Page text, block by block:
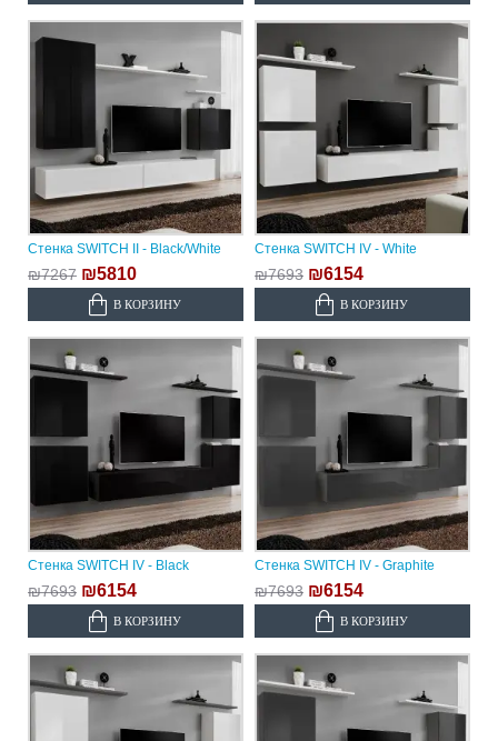
Стенка SWITCH II - Black/White
₪7267 ₪5810
В КОРЗИНУ
Стенка SWITCH IV - White
₪7693 ₪6154
В КОРЗИНУ
Стенка SWITCH IV - Black
₪7693 ₪6154
В КОРЗИНУ
Стенка SWITCH IV - Graphite
₪7693 ₪6154
В КОРЗИНУ